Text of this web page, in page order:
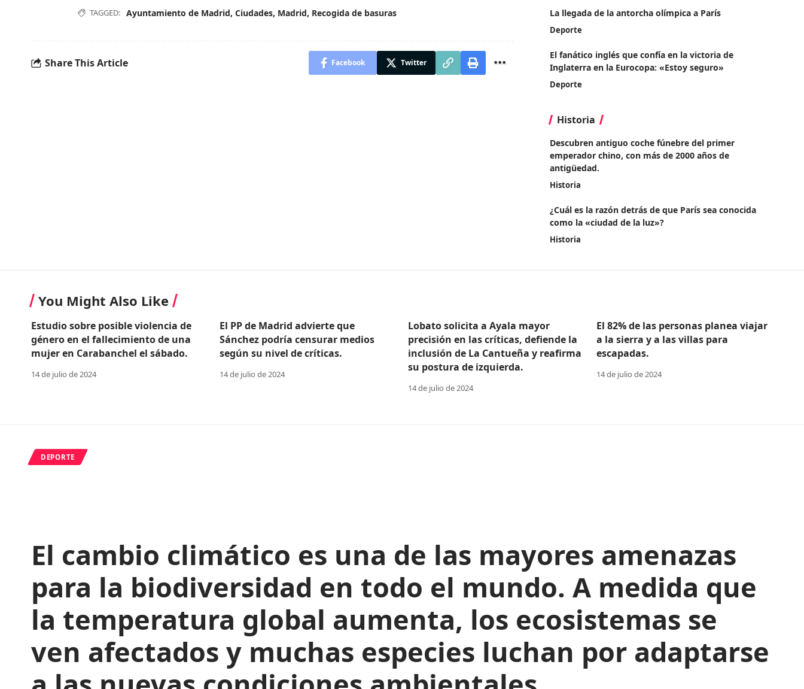
TAGGED: Ayuntamiento de Madrid, Ciudades, Madrid, Recogida de basuras
Share This Article Facebook Twitter
La llegada de la antorcha olímpica a París
Deporte
El fanático inglés que confía en la victoria de
Inglaterra en la Eurocopa: «Estoy seguro»
Deporte
Historia
Descubren antiguo coche fúnebre del primer
emperador chino, con más de 2000 años de
antigüedad.
Historia
¿Cuál es la razón detrás de que París sea conocida
como la «ciudad de la luz»?
Historia
You Might Also Like
Estudio sobre posible violencia de
género en el fallecimiento de una
mujer en Carabanchel el sábado.
14 de julio de 2024
El PP de Madrid advierte que
Sánchez podría censurar medios
según su nivel de críticas.
14 de julio de 2024
Lobato solicita a Ayala mayor
precisión en las críticas, defiende la
inclusión de La Cantueña y reafirma
su postura de izquierda.
14 de julio de 2024
El 82% de las personas planea viajar
a la sierra y a las villas para
escapadas.
14 de julio de 2024
DEPORTE
El cambio climático es una de las mayores amenazas
para la biodiversidad en todo el mundo. A medida que
la temperatura global aumenta, los ecosistemas se
ven afectados y muchas especies luchan por adaptarse